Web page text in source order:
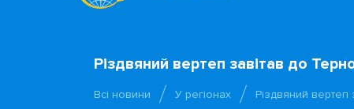
Різдвяний вертеп завітав до
Всі новини У регіонах Різдвяний вертеп